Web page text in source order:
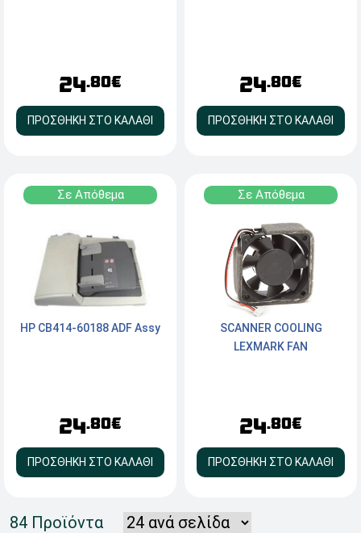
24.80€
ΠΡΟΣΘΗΚΗ ΣΤΟ ΚΑΛΑΘΙ
24.80€
ΠΡΟΣΘΗΚΗ ΣΤΟ ΚΑΛΑΘΙ
Σε Απόθεμα
HP CB414-60188 ADF Assy
24.80€
ΠΡΟΣΘΗΚΗ ΣΤΟ ΚΑΛΑΘΙ
Σε Απόθεμα
SCANNER COOLING
LEXMARK FAN
24.80€
ΠΡΟΣΘΗΚΗ ΣΤΟ ΚΑΛΑΘΙ
84 Προϊόντα